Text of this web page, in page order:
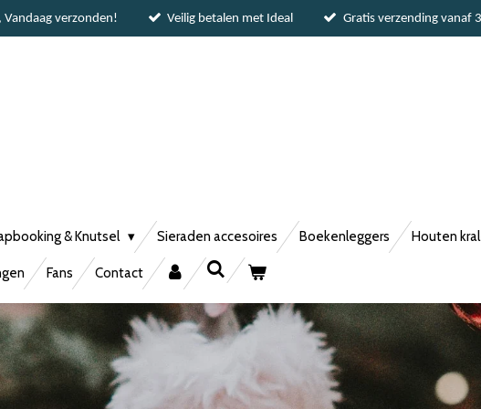
verzonden! Veilig betalen met Ideal Gratis verzending vanaf
& Knutsel Sieraden accesoires Boekenleggers Houten
Fans Contact